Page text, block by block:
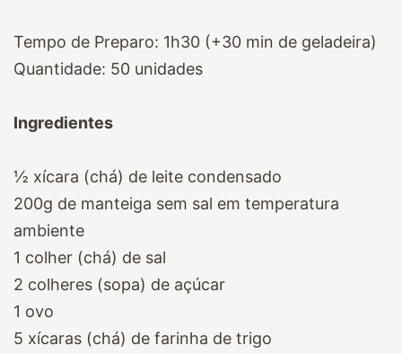
Tempo de Preparo: 1h30 (+30 min de geladeira)
Quantidade: 50 unidades
Ingredientes
½ xícara (chá) de leite condensado
200g de manteiga sem sal em temperatura
ambiente
1 colher (chá) de sal
2 colheres (sopa) de açúcar
1 ovo
5 xícaras (chá) de farinha de trigo